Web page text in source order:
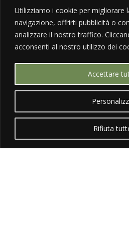
Utilizziamo i cookie per migliorare
navigazione, offrirti pubblicità o
analizzare il nostro traffico.
acconsenti al nostro utilizzo dei
Rifiuta
Accettare
Tutti i diritti sono riservati
GET IN TOUCH
 